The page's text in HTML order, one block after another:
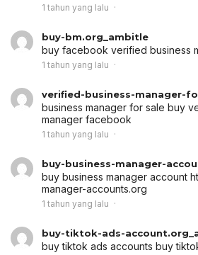
1 tahun yang lalu
buy-bm.org_ambitle
buy facebook verified business
1 tahun yang lalu
verified-business-manager-
business manager for sale buy
manager facebook
1 tahun yang lalu
buy-business-manager-
buy business manager account
manager-accounts.org
1 tahun yang lalu
buy-tiktok-ads-
buy tiktok ads accounts buy